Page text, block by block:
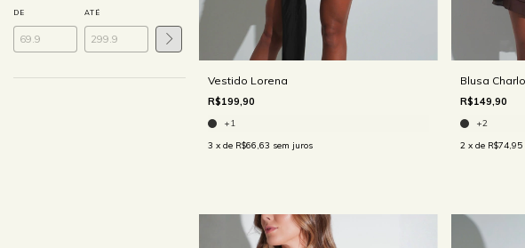
DE ATÉ
Vestido Lorena
R$199,90
+1
3 x de R$66,63 sem juros
Blusa
R$149,90
+2
2 x de R$74,95